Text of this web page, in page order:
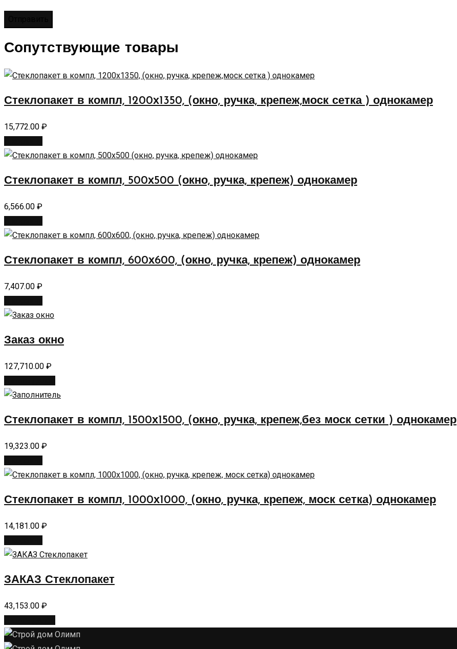
Сопутствующие товары
Стеклопакет в компл, 1200х1350, (окно, ручка, крепеж,моск сетка ) однокамер
15,772.00 ₽
Стеклопакет в компл, 500х500 (окно, ручка, крепеж) однокамер
6,566.00 ₽
Стеклопакет в компл, 600х600, (окно, ручка, крепеж) однокамер
7,407.00 ₽
Заказ окно
127,710.00 ₽
Стеклопакет в компл, 1500х1500, (окно, ручка, крепеж,без моск сетки ) однокамер
19,323.00 ₽
Стеклопакет в компл, 1000х1000, (окно, ручка, крепеж, моск сетка) однокамер
14,181.00 ₽
ЗАКАЗ Стеклопакет
43,153.00 ₽